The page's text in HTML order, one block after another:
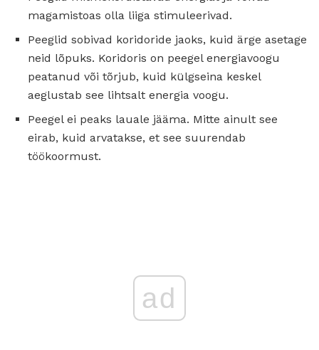
magamistoas olla liiga stimuleerivad.
Peeglid sobivad koridoride jaoks, kuid ärge asetage
neid lõpuks. Koridoris on peegel energiavoogu
peatanud või tõrjub, kuid külgseina keskel
aeglustab see lihtsalt energia voogu.
Peegel ei peaks lauale jääma. Mitte ainult see
eirab, kuid arvatakse, et see suurendab
töökoormust.
ad